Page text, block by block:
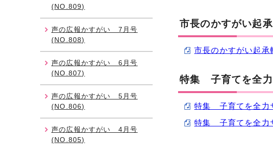
市長のかすがい起
市長のかすがい起承
特集 子育てを全
特集 子育てを全力
特集 子育てを全力
(NO.809)
声の広報かすがい 7月号
(NO.808)
声の広報かすがい 6月号
(NO.807)
声の広報かすがい 5月号
(NO.806)
声の広報かすがい 4月号
(NO.805)